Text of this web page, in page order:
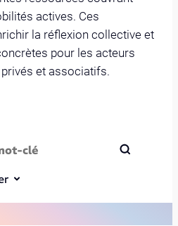
actives. Ces
la réflexion collective et
pour les acteurs
et associatifs.